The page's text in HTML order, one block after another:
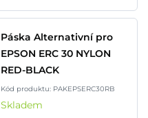
Páska Alternativní pro
EPSON ERC 30 NYLON
RED-BLACK
Kód produktu: PAKEPSERC30RB
Skladem